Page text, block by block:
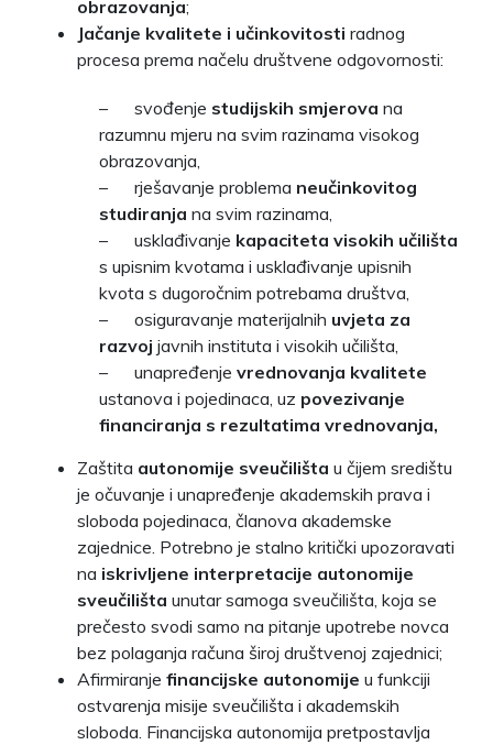
obrazovanja;
Jačanje kvalitete i učinkovitosti radnog
procesa prema načelu društvene odgovornosti:
– svođenje studijskih smjerova na
razumnu mjeru na svim razinama visokog
obrazovanja,
– rješavanje problema neučinkovitog
studiranja na svim razinama,
– usklađivanje kapaciteta visokih učilišta
s upisnim kvotama i usklađivanje upisnih
kvota s dugoročnim potrebama društva,
– osiguravanje materijalnih uvjeta za
razvoj javnih instituta i visokih učilišta,
– unapređenje vrednovanja kvalitete
ustanova i pojedinaca, uz povezivanje
financiranja s rezultatima vrednovanja,
Zaštita autonomije sveučilišta u čijem središtu
je očuvanje i unapređenje akademskih prava i
sloboda pojedinaca, članova akademske
zajednice. Potrebno je stalno kritički upozoravati
na iskrivljene interpretacije autonomije
sveučilišta unutar samoga sveučilišta, koja se
prečesto svodi samo na pitanje upotrebe novca
bez polaganja računa široj društvenoj zajednici;
Afirmiranje financijske autonomije u funkciji
ostvarenja misije sveučilišta i akademskih
sloboda. Financijska autonomija pretpostavlja